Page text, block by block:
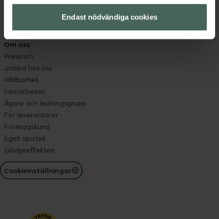
Endast nödvändiga cookies
Resa med läkemedel
Om oss
Pressrum
Jobba hos oss
Hållbarhet
Samarbeten
Ägare och ledningsgrupp
För leverantörer
Företagskund
Eget apotek
Glädjeeffekten
Cookieinställningar